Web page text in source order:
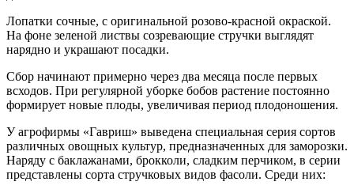
Лопатки сочные, с оригинальной розово-красной окраской.
На фоне зеленой листвы созревающие стручки выглядят
нарядно и украшают посадки.
Сбор начинают примерно через два месяца после первых
всходов. При регулярной уборке бобов растение постоянно
формирует новые плоды, увеличивая период плодоношения.
У агрофирмы «Гавриш» выведена специальная серия сортов
различных овощных культур, предназначенных для заморозки.
Наряду с баклажанами, брокколи, сладким перчиком, в серии
представлены сорта стручковых видов фасоли. Среди них: